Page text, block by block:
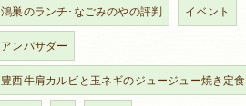
鴻巣のランチ･なごみのやの評判 イベント
アンバサダー
豊西牛肩カルビと玉ネギのジュージュー焼き定食